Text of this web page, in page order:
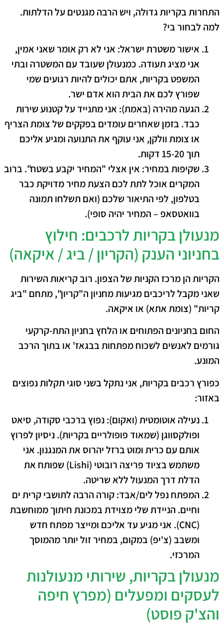
​התחרות בקריות גדולה, ויש הרבה מגנטים על הדלתות.
למה לבחור בי?
אישור משטרת ישראל: אני לא רק אומר שאני אמין,
אני מציג תעודה. כמנעולן שעובד עם המשטרה ובתי
המשפט בקריות, אתם יכולים להיות רגועים שמי
שפורץ לכם את הבית הוא אדם ישר.
הגעה מהירה (באמת): אני מתנייד על קטנוע שירות
כבד. בזמן שאחרים עומדים בפקקים של צומת הצריף
או צומת וולקן, אני עוקף את התנועה ומגיע אליכם
תוך15-20 דקות
.
שקיפות במחיר: אין אצלי "המחיר יקבע בשטח". ברוב
המקרים אוכל לתת לכם הצעת מחיר מדויקת כבר
בטלפון, לפי התיאור שלכם (ואם תשלחו תמונה
בוואטסאפ – המחיר יהיה סופי).
​מנעולן בקריות לרכבים: חילוץ
בחניוני הענק (הקריון / ביג / איקאה)
​הקריות הן מרכז הקניות של הצפון. רוב קריאות השירות
שאני מקבל לריכבים מגיעות מחניון ה"קריון", מתחם "ביג
קריות" (צומת אתא) או איקאה.
החום בחניונים הפתוחים או הלחץ בחניון התת-קרקעי
גורמים לאנשים לשכוח מפתחות בבגאז' או בתוך הרכב
המונע.
​כפורץ רכבים בקריות, אני נתקל בשני סוגי תקלות נפוצים
באזור:
נעילה אוטומטית (ואקום):נפוץ ברכבי סקודה, סיאט
ופולקסווגן (שמאוד פופולריים בקריות). ניסיון לפרוץ
אותם עם כרית ומוט ברזל יהרוס את המנגנון. אני
משתמש בציוד פריצה רובוטי (Lishi) שפותח את
הדלת דרך המנעול ללא שריטה.
המפתח נפל לים/אבד:קורה הרבה לתושבי קרית ים
וחיים. הניידת שלי מצוידת במכונת חיתוך ממוחשבת
(CNC). אני מגיע עד אליכם ומייצר מפתח חדש
ומשבב (צ'יפ) במקום, במחיר זול יותר מהמוסך
המרכזי.
מנעולן בקריות, ​שירותי מנעולנות
לעסקים ומפעלים (מפרץ חיפה
והצ'ק פוסט)